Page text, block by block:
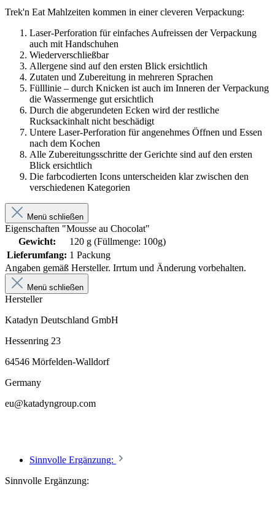
Trek'n Eat Mahlzeiten kommen in einer cleveren Verpackung:
Laser-Perforation für einfaches Aufreissen der Verpackung
auch mit Handschuhen
Wiederverschließbar
Allergene sind auf den ersten Blick ersichtlich
Zutaten und Zubereitung in mehreren Sprachen
Fülllinie – durch Knicken ist auch im Inneren der Verpackung
die Wassermenge gut ersichtlich
Durch die abgerundeten Ecken wird der restliche
Rucksackinhalt nicht beschädigt
Untere Laser-Perforation für angenehmes Öffnen und Essen
nach dem Kochen
Alle Zubereitungsschritte der Gerichte sind auf den ersten
Blick ersichtlich
Die farbcodierten Icons unterscheiden klar zwischen den
verschiedenen Kategorien
Menü schließen
Eigenschaften "Mousse au Chocolat"
Gewicht:
120 g (Füllmenge: 100g)
Lieferumfang: 1 Packung
Angaben gemäß Hersteller. Irrtum und Änderung vorbehalten.
Menü schließen
Hersteller
Katadyn Deutschland GmbH
Hessenring 23
64546 Mörfelden-Walldorf
Germany
eu@katadyngroup.com
Sinnvolle Ergänzung:
Sinnvolle Ergänzung: